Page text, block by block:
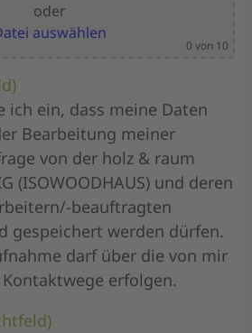
oder
auswählen
0 von 10
ich ein, dass meine Daten
Bearbeitung meiner
von der holz & raum
(ISOWOODHAUS) und deren
beauftragten
gespeichert werden dürfen.
darf über die von mir
erfolgen.